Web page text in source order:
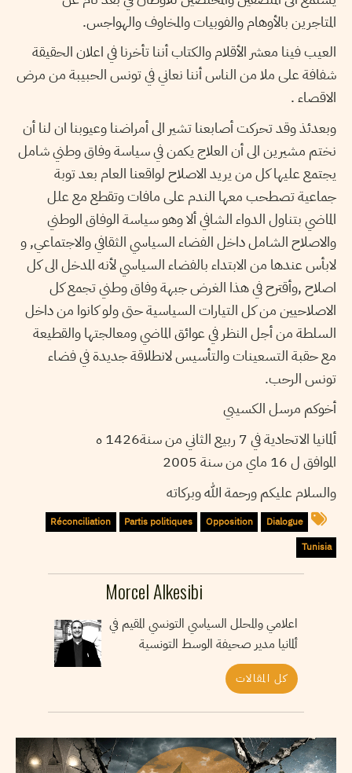
المتاجرين بالأوهام والفوبيات والمخاوف والهواجس.
العيب فينا معشر الأقلام والكتاب أننا تأخرنا في اعلان الحقيقة
شفافة على ملا من الناس أننا نعاني في تونس الحبيبة من مرض
الاقصاء .
وبعدئذ وقد تحركت أصابعنا تشير الى أمراضنا وعيوبنا ان لنا أن
نختم مشيرين الى أن العلاج يكمن في سياسة وفاق وطني شامل
يجتمع عليها كل من يريد الاصلاح لواقعنا العام بعد توبة
جماعية تصطحب معها الندم على مافات وتقطع مع علل
الماضي بتناول الدواء الشافي ألا وهو سياسة الوفاق الوطني
والاصلاح الشامل داخل الفضاء السياسي الثقافي والاجتماعي, و
لابأس عندها من الابتداء بالفضاء السياسي لأنه المدخل الى كل
اصلاح ,وأقترح في هذا الغرض جبهة وفاق وطني تجمع كل
الاصلاحيين من كل التيارات السياسية حتى ولو كانوا من داخل
السلطة من أجل النظر في عوائق الماضي ومعالجتها والقطيعة
مع حقبة التسعينات والتأسيس لانطلاقة جديدة في فضاء
تونس الرحب.
أخوكم مرسل الكسيبي
ألمانيا الاتحادية في 7 ربيع الثاني من سنة1426 ه
الموافق ل 16 ماي من سنة 2005
والسلام عليكم ورحمة الله وبركاته
Dialogue
Opposition
Partis politiques
Réconciliation
Tunisia
Morcel Alkesibi
اعلامي والمحلل السياسي التونسي المقيم في
ألمانيا مدير صحيفة الوسط التونسية
كل المقالات